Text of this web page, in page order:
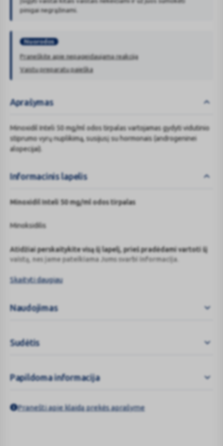
pinigai negrąžinami.
Nuorodos
Praneškite apie nepageidaujamą reakciją
Vaistų preparatų paieška
Aprašymas
Minoxidil Inteli 50 mg/ml odos tirpalas vartojamas gydyti vidutinio
stiprumo vyrų nuplikimą, susijusį su hormonais (androgeninei
alopecijai).
Informacinis lapelis
Minoxidil Inteli 50 mg/ml odos tirpalas
Minoksidilis
Atidžiai perskaitykite visą šį lapelį, prieš pradėdami vartoti šį
vaistą, nes jame pateikiama Jums svarbi informacija.
Visada vartokite šį vaistą tiksliai kaip aprašyta šiame lapelyje arba
vaistininką.
Jeigu pasireiškė šalutinis poveikis (net jeigu jis šiame lapelyje
Jeigu per 4 mėn. Jūsų savijauta nepagerėjo arba net
Kas yra Minoxidil Inteli ir kam jis vartojamas
Skaityti daugiau
Naudojimas
Sudėtis
Papildoma informacija
Pranešti apie klaidą prekės aprašyme